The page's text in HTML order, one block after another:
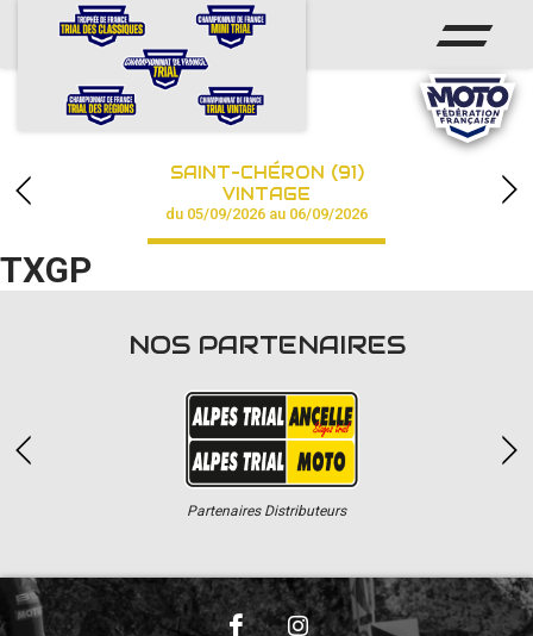
ACCUEIL
CALENDRIER
CHAMPIONNAT
RÉSULTATS
PHOTOS / VIDÉOS
PARTENAIRES
SAINT-CHÉRON (91)
VINTAGE
du 05/09/2026 au 06/09/2026
TXGP
NOS PARTENAIRES
Partenaires Distributeurs